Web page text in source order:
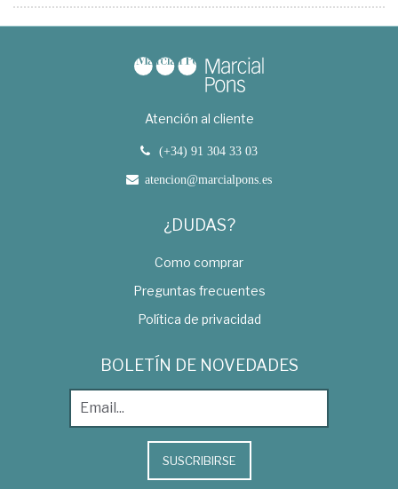
Atención al cliente
(+34) 91 304 33 03
atencion@marcialpons.es
¿DUDAS?
Como comprar
Preguntas frecuentes
Política de privacidad
BOLETÍN DE NOVEDADES
SUSCRIBIRSE